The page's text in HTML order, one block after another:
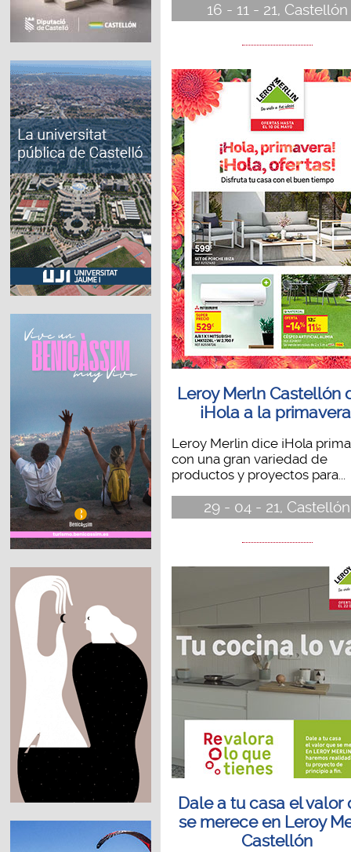
16 - 11 - 21, Castellón
Leroy Merln Castellón
¡Hola a la
Leroy Merlin dice ¡Hola
con una gran variedad de
productos y proyectos para...
29 - 04 - 21, Castellón
Dale a tu casa el valor
se merece en Leroy
Castellón